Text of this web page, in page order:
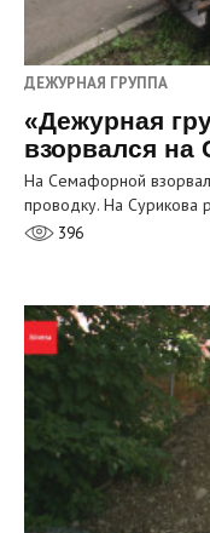
ДЕЖУРНАЯ ГРУППА
«Дежурная
взорвался
На Семафорной
проводку. На Сурикова
396